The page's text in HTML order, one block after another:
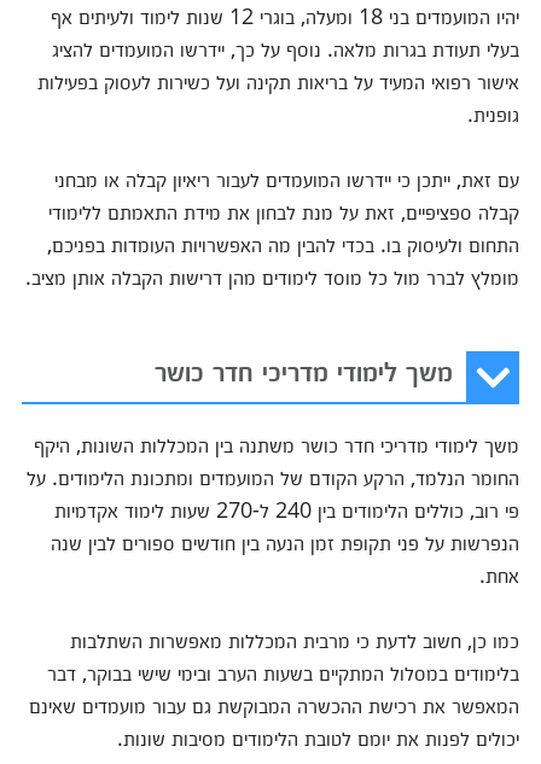
יהיו המועמדים בני 18 ומעלה, בוגרי 12 שנות לימוד ולעיתים אף
בעלי תעודת בגרות מלאה. נוסף על כך, יידרשו המועמדים להציג
אישור רפואי המעיד על בריאות תקינה ועל כשירות לעסוק בפעילות
גופנית.
עם זאת, ייתכן כי יידרשו המועמדים לעבור ריאיון קבלה או מבחני
קבלה ספציפיים, זאת על מנת לבחון את מידת התאמתם ללימודי
התחום ולעיסוק בו. בכדי להבין מה האפשרויות העומדות בפניכם,
מומלץ לברר מול כל מוסד לימודים מהן דרישות הקבלה אותן מציב.
משך לימודי מדריכי חדר כושר
משך לימודי מדריכי חדר כושר משתנה בין המכללות השונות, היקף
החומר הנלמד, הרקע הקודם של המועמדים ומתכונת הלימודים. על
פי רוב, כוללים הלימודים בין 240 ל-270 שעות לימוד אקדמיות
הנפרשות על פני תקופת זמן הנעה בין חודשים ספורים לבין שנה
אחת.
כמו כן, חשוב לדעת כי מרבית המכללות מאפשרות השתלבות
בלימודים במסלול המתקיים בשעות הערב ובימי שישי בבוקר, דבר
המאפשר את רכישת ההכשרה המבוקשת גם עבור מועמדים שאינם
יכולים לפנות את יומם לטובת הלימודים מסיבות שונות.